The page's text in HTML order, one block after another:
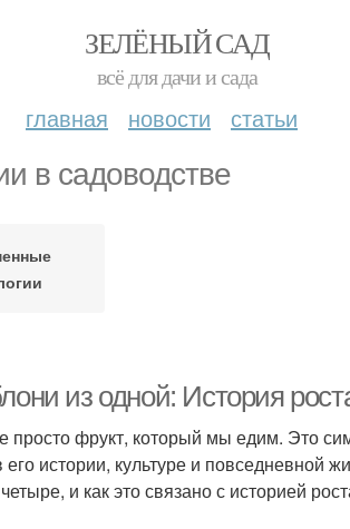
ЗЕЛЁНЫЙ САД
всё для дачи и сада
главная новости статьи
в садоводстве
из одной: История
просто фрукт, который мы едим. Это
его истории, культуре и повседневной
и как это связано с историей